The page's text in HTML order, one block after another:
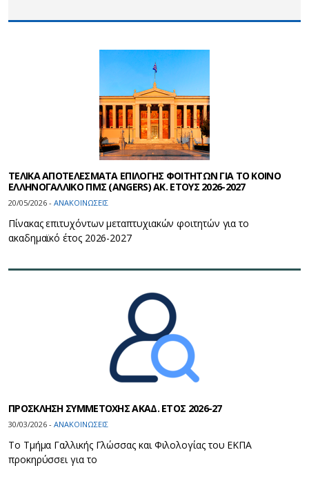
ΤΕΛΙΚΑ ΑΠΟΤΕΛΕΣΜΑΤΑ ΕΠΙΛΟΓΗΣ ΦΟΙΤΗΤΩΝ ΓΙΑ ΤΟ ΚΟΙΝΟ
ΕΛΛΗΝΟΓΑΛΛΙΚΟ ΠΜΣ (ANGERS) ΑΚ. ΕΤΟΥΣ 2026-2027
20/05/2026 - ΑΝΑΚΟΙΝΩΣΕΙΣ
Πίνακας επιτυχόντων μεταπτυχιακών φοιτητών για το
ακαδημαϊκό έτος 2026-2027
ΠΡΟΣΚΛΗΣΗ ΣΥΜΜΕΤΟΧΗΣ ΑΚΑΔ. ΕΤΟΣ 2026-27
30/03/2026 - ΑΝΑΚΟΙΝΩΣΕΙΣ
Το Τμήμα Γαλλικής Γλώσσας και Φιλολογίας του ΕΚΠΑ
προκηρύσσει για το